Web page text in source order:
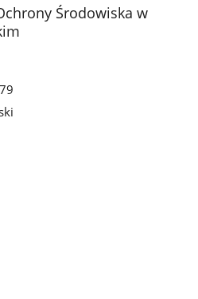
Środowiska w